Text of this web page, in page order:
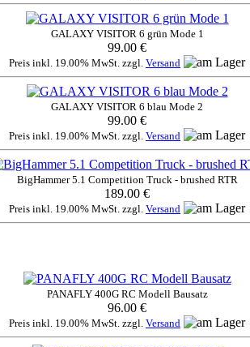
GALAXY VISITOR 6 grün Mode 1
99.00 €
Preis inkl. 19.00% MwSt. zzgl. Versand
GALAXY VISITOR 6 blau Mode 2
99.00 €
Preis inkl. 19.00% MwSt. zzgl. Versand
BigHammer 5.1 Competition Truck - brushed RTR
189.00 €
Preis inkl. 19.00% MwSt. zzgl. Versand
PANAFLY 400G RC Modell Bausatz
96.00 €
Preis inkl. 19.00% MwSt. zzgl. Versand